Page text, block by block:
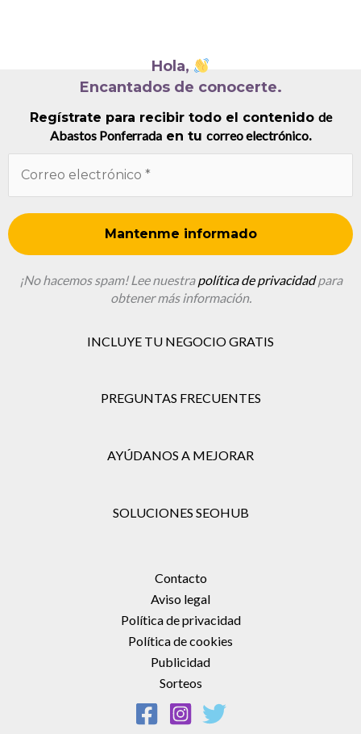
Hola,
Encantados de conocerte.
Regístrate para recibir todo el contenido de
Abastos Ponferradaen tu correo electrónico.
¡No hacemos spam! Lee nuestrapolítica de privacidadpara
obtener más información.
INCLUYE TU NEGOCIO GRATIS
PREGUNTAS FRECUENTES
AYÚDANOS A MEJORAR
SOLUCIONES SEOHUB
Contacto
Aviso legal
Política de privacidad
Política de cookies
Publicidad
Sorteos